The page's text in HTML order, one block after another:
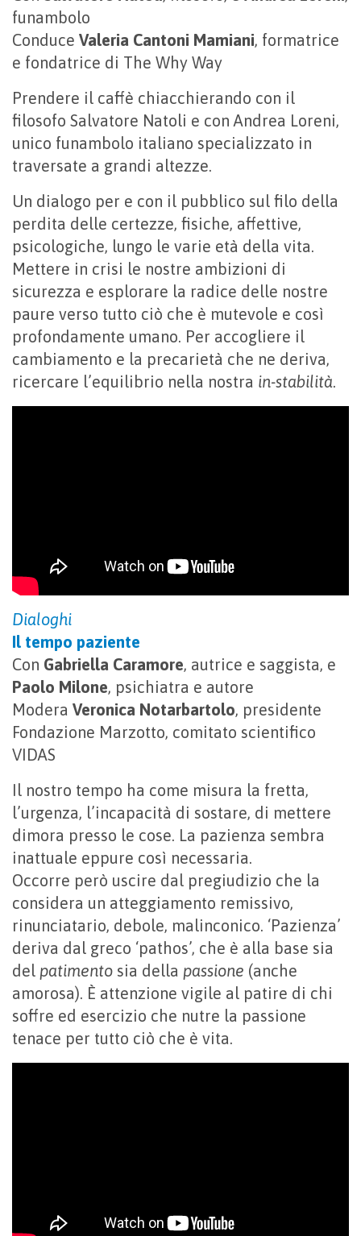
funambolo
Conduce Valeria Cantoni Mamiani, formatrice
e fondatrice di The Why Way
Prendere il caffè chiacchierando con il
filosofo Salvatore Natoli e con Andrea Loreni,
unico funambolo italiano specializzato in
traversate a grandi altezze.
Un dialogo per e con il pubblico sul filo della
perdita delle certezze, fisiche, affettive,
psicologiche, lungo le varie età della vita.
Mettere in crisi le nostre ambizioni di
sicurezza e esplorare la radice delle nostre
paure verso tutto ciò che è mutevole e così
profondamente umano. Per accogliere il
cambiamento e la precarietà che ne deriva,
ricercare l’equilibrio nella nostra in-stabilità.
Dialoghi
Il tempo paziente
Con Gabriella Caramore, autrice e saggista, e
Paolo Milone, psichiatra e autore
Modera Veronica Notarbartolo, presidente
Fondazione Marzotto, comitato scientifico
VIDAS
Il nostro tempo ha come misura la fretta,
l’urgenza, l’incapacità di sostare, di mettere
dimora presso le cose. La pazienza sembra
inattuale eppure così necessaria.
Occorre però uscire dal pregiudizio che la
considera un atteggiamento remissivo,
rinunciatario, debole, malinconico. ‘Pazienza’
deriva dal greco ‘pathos’, che è alla base sia
del patimento sia della passione (anche
amorosa). È attenzione vigile al patire di chi
soffre ed esercizio che nutre la passione
tenace per tutto ciò che è vita.